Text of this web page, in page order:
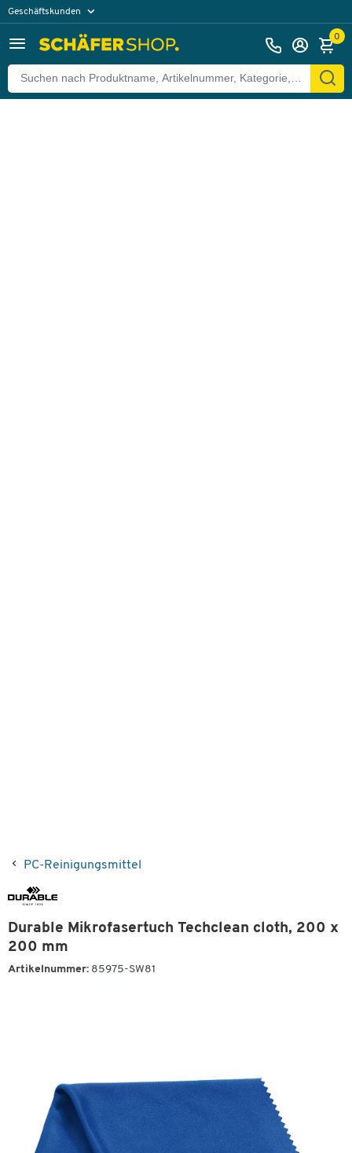
Geschäftskunden
0
PC-Reinigungsmittel
Durable Mikrofasertuch Techclean cloth, 200 x
200 mm
Artikelnummer: 85975-SW81
Zurück